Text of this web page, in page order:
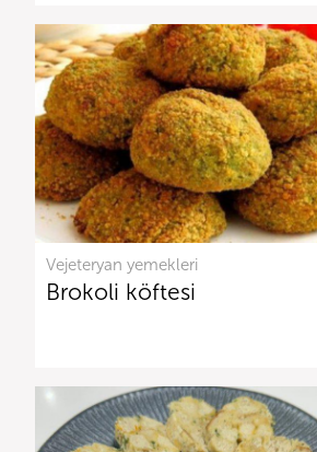
Vejeteryan yemekleri
Brokoli köftesi